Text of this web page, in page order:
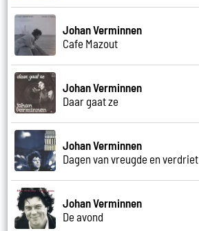
Johan Verminnen
Cafe Mazout
Johan Verminnen
Daar gaat ze
Johan Verminnen
Dagen van vreugde en verdriet
Johan Verminnen
De avond